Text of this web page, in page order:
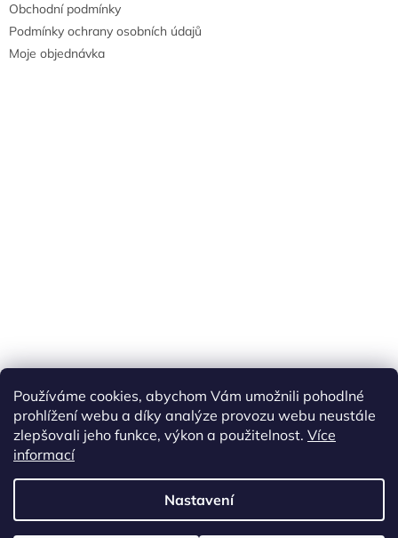
Používáme cookies, abychom Vám umožnili pohodlné
prohlížení webu a díky analýze provozu webu neustále
zlepšovali jeho funkce, výkon a použitelnost. Více
informací
Nastavení
Obchodní podmínky
Podmínky ochrany osobních údajů
Moje objednávka
Tisíce výdejních míst po celé ČR
Vytvořil Shoptet